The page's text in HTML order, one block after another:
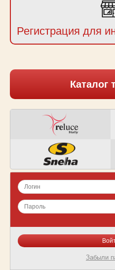
Регистрация для
Каталог
Забыли